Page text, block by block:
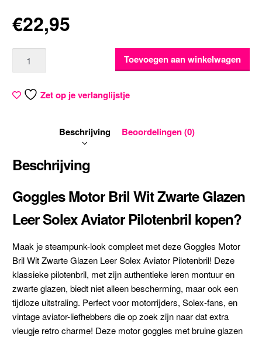
€22,95
Toevoegen aan winkelwagen
Zet op je verlanglijstje
Beschrijving Beoordelingen (0)
Beschrijving
Goggles Motor Bril Wit Zwarte Glazen
Leer Solex Aviator Pilotenbril kopen?
Maak je steampunk-look compleet met deze Goggles Motor
Bril Wit Zwarte Glazen Leer Solex Aviator Pilotenbril! Deze
klassieke pilotenbril, met zijn authentieke leren montuur en
zwarte glazen, biedt niet alleen bescherming, maar ook een
tijdloze uitstraling. Perfect voor motorrijders, Solex-fans, en
vintage aviator-liefhebbers die op zoek zijn naar dat extra
vleugje retro charme! Deze motor goggles met bruine glazen